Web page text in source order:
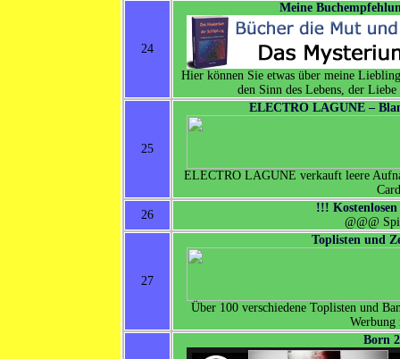
24
Meine
Hier können Sie etwas über meine
den Sinn des Lebens, der
25
ELECTRO LAGUNE –
ELECTRO LAGUNE verkauft leere
26
!!!
@@@
27
Toplisten und
Über 100 verschiedene Toplisten und
Werbung
Born